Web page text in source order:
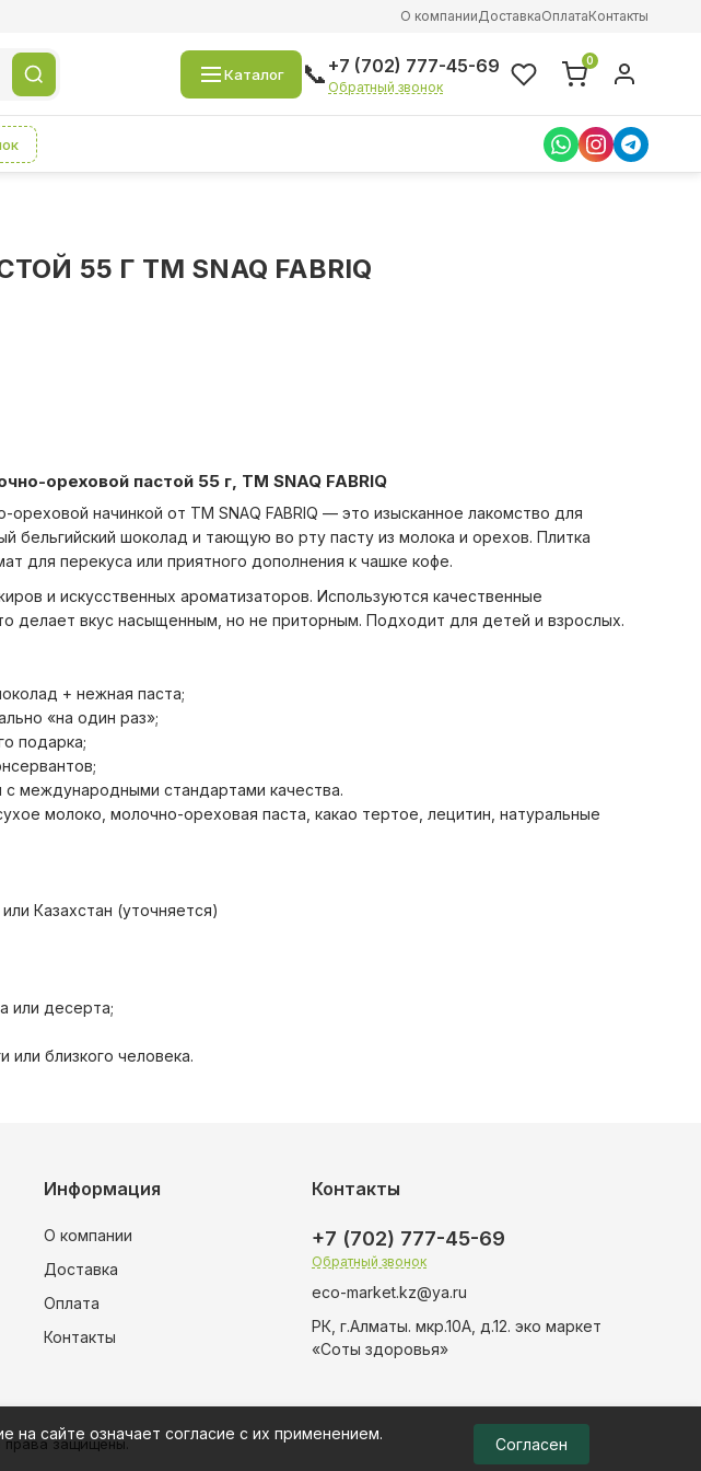
О компанииДоставкаОплатаКонтакты
Каталог 📞 +7 (702) 777-45-69
Обратный звонок
0
55 Г ТМ SNAQ FABRIQ
ореховой пастой 55 г, ТМ SNAQ FABRIQ
начинкой от ТМ SNAQ FABRIQ — это изысканное лакомство для
бельгийский шоколад и тающую во рту пасту из молока и орехов. Плитка
для перекуса или приятного дополнения к чашке кофе.
и искусственных ароматизаторов. Используются качественные
делает вкус насыщенным, но не приторным. Подходит для детей и взрослых.
+ нежная паста;
«на один раз»;
подарка;
международными стандартами качества.
молоко, молочно-ореховая паста, какао тертое, лецитин, натуральные
Казахстан (уточняется)
или десерта;
или близкого человека.
Информация
О компании
Доставка
Оплата
Контакты
Контакты
+7 (702) 777-45-69
Обратный звонок
eco-market.kz@ya.ru
РК, г.Алматы. мкр.10А, д.12. эко маркет
«Соты здоровья»
защищены.
сайте означает согласие с их применением.
Согласен